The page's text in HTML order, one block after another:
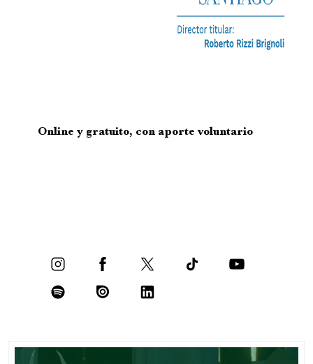
Online y gratuito, con aporte voluntario